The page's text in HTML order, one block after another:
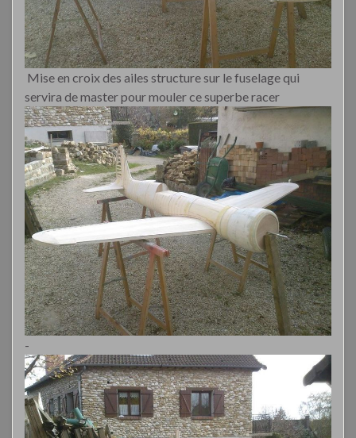
Mise en croix des ailes structure sur le fuselage qui
servira de master pour mouler ce superbe racer
-